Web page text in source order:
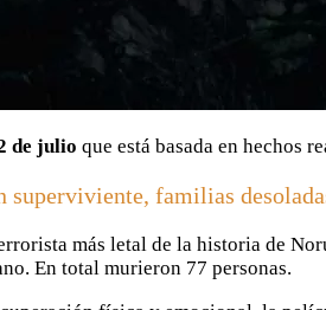
de julio que está basada en hechos
superviviente, familias
más letal de la historia de
En total murieron 77 personas.